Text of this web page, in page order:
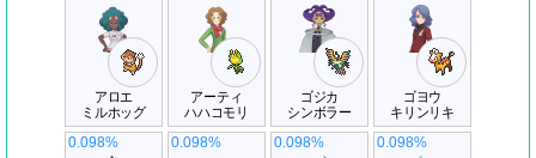
アロエ
ミルホッグ
アーティ
ハハコモリ
ゴジカ
シンボラー
ゴヨウ
キリンリキ
0.098% 0.098% 0.098% 0.098%